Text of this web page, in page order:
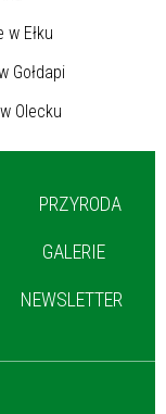
PRZYRODA
GALERIE
NEWSLETTER